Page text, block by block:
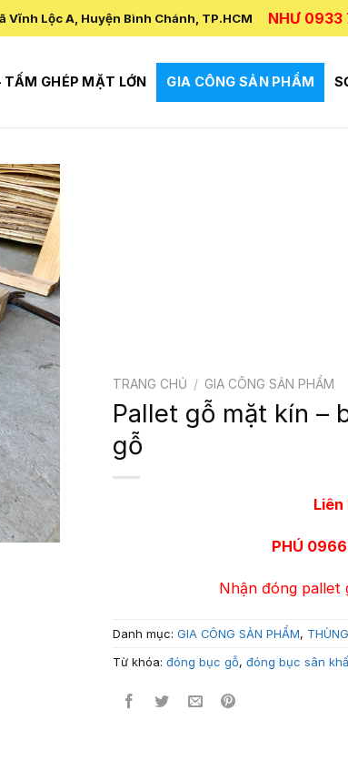
Vĩnh Lộc A, Huyện Bình Chánh, TP.HCM NHƯ 0933
TẤM GHÉP MẶT LỚN GIA CÔNG SẢN PHẨM
TRANG CHỦ / GIA CÔNG SẢN PHẨM
Pallet gỗ mặt kín –
gỗ
Liên
PHÚ
Nhận đóng pallet
Danh mục: GIA CÔNG SẢN PHẨM,
Từ khóa: đóng bục gỗ, đóng bục sân